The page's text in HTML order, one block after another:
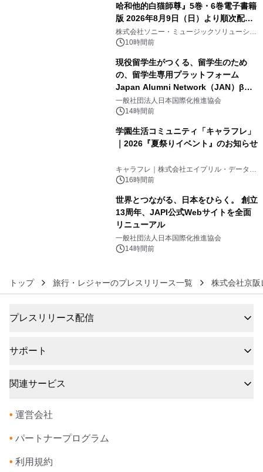
哈和他的白猫師尊』5巻・6巻電子書籍
版 2026年8月9日（日）より順次配信
開始
株式会社ソニー・ミュージックソリューショ
ンズ10時間前
現役留学生がつくる、留学生のため
の、留学生専用プラットフォーム
Japan Alumni Network（JAN）β版
をリリース
一般社団法人日本国際化推進協会
14時間前
学園生活コミュニティ「キャラフレ」
｜2026『夏祭りイベント』のお知らせ
キャラフレ｜株式会社エイプリル・データ・
デザインズ
16時間前
世界とつながる、日本をひらく。 創立
13周年、JAPI公式Webサイトを全面
リニューアル
一般社団法人日本国際化推進協会
14時間前
トップ 旅行・レジャーのプレスリリース一覧 株式会社京
プレスリリース配信
サポート
関連サービス
• 運営会社
• パートナープログラム
• 利用規約